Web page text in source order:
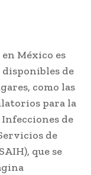
en México es
de
como las
para la
de
de
que se